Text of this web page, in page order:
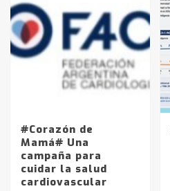
#Corazón de
Mamá# Una
campaña para
cuidar la salud
cardiovascular